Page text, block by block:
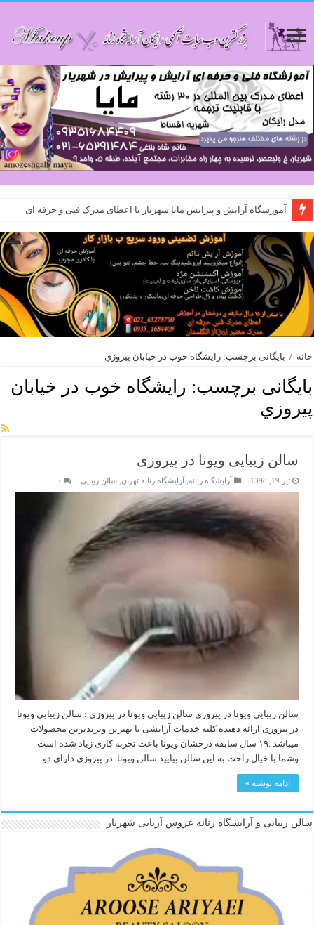
آموزشگاه آرایش و پیرایش مایا شهریار با اعطای مدرک فنی و حرفه ای
خانه / بایگانی برچسب: رايشگاه خوب در خيابان پيروزي
بایگانی برچسب: رايشگاه خوب در خيابان
پيروزي
سالن زیبایی ویونا در پیروزی
تیر 19, 1398 آرایشگاه زنانه ,آرایشگاه زنانه تهران ,سالن زیبایی ۰
سالن زیبایی ویونا در پیروزی سالن زیبایی ویونا در پیروزی : سالن زیبایی ویونا
در پیروزی ارائه دهنده کلیه خدمات آرایشی با بهترین وبرندترین محصولات
میباشد .۱۹ سال سابقه درخشان ویونا باعث تجربه کاری زیاد شده است
وشما با خیال راحت به این سالن بیایید.سالن ویونا در پیروزی دارای دو …
ادامه نوشته »
سالن زیبایی و آرایشگاه زنانه عروس آریایی شهریار